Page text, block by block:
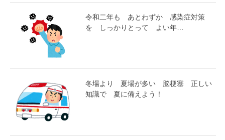
令和二年も あとわずか 感染症対策
を しっかりとって よい年…
冬場より 夏場が多い 脳梗塞 正しい
知識で 夏に備えよう！